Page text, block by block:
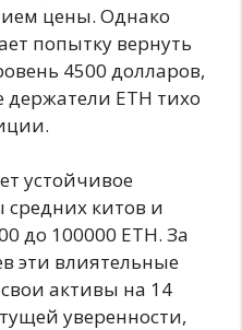
цены. Однако
попытку вернуть
4500 долларов,
держатели ETH тихо
устойчивое
средних китов и
до 100000 ETH. За
эти влиятельные
активы на 14
уверенности,